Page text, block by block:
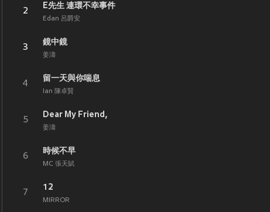
2
E先生 連環不幸事件
Edan 呂爵安
3
鏡中鏡
姜濤
4
留一天與你喘息
Ian 陳卓賢
5
Dear My Friend,
姜濤
6
時候不早
MC 張天賦
7
12
MIRROR